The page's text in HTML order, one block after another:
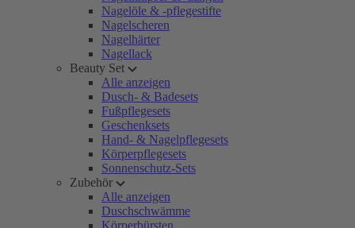
Nagelöle & -pflegestifte
Nagelscheren
Nagelhärter
Nagellack
Beauty Set
Alle anzeigen
Dusch- & Badesets
Fußpflegesets
Geschenksets
Hand- & Nagelpflegesets
Körperpflegesets
Sonnenschutz-Sets
Zubehör
Alle anzeigen
Duschschwämme
Körperbürsten